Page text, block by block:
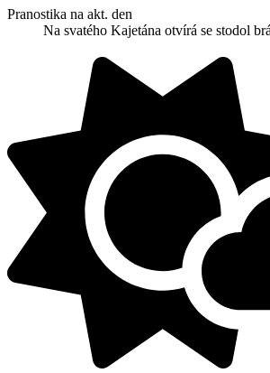
Pranostika na akt. den
Na svatého Kajetána otvírá se stodol